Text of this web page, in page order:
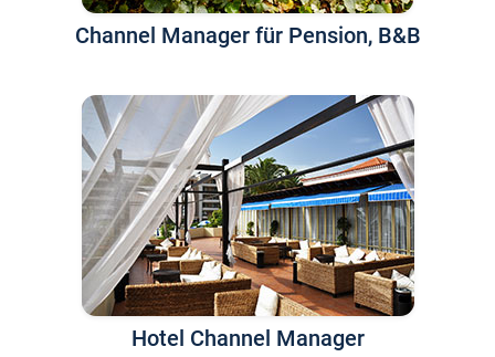
Channel Manager für Pension, B&B
Hotel Channel Manager